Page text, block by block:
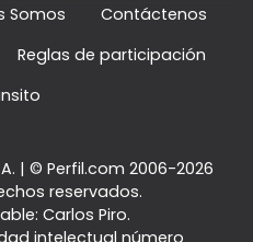
Somos
Contáctenos
Reglas de participación
| © Perfil.com 2006-2026
reservados.
Carlos Piro.